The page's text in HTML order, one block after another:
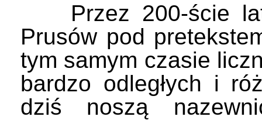
Przez 200-ście lat
Prusów pod
tym samym czasie
bardzo odległych i
dziś noszą